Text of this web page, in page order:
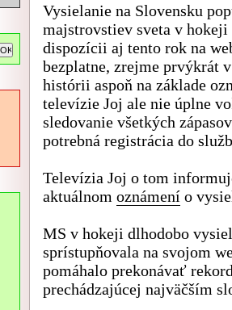
Vysielanie na Slovensku
majstrovstiev sveta v hokeji
dispozícii aj tento rok na
bezplatne, zrejme prvýkrát
histórii aspoň na základe
televízie Joj ale nie úplne
sledovanie všetkých
potrebná registrácia do
Televízia Joj o tom
aktuálnom oznámení o
MS v hokeji dlhodobo
sprístupňovala na svojom
pomáhalo prekonávať
prechádzajúcej najväčším